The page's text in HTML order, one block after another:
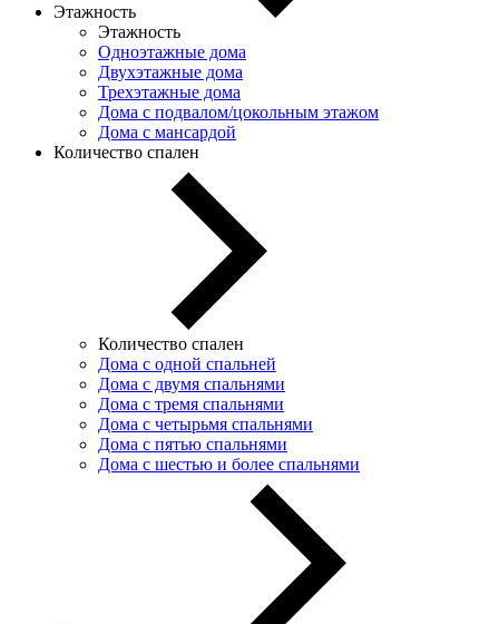
Этажность
Этажность
Одноэтажные дома
Двухэтажные дома
Трехэтажные дома
Дома с подвалом/цокольным этажом
Дома с мансардой
Количество спален
Количество спален
Дома с одной спальней
Дома с двумя спальнями
Дома с тремя спальнями
Дома с четырьмя спальнями
Дома с пятью спальнями
Дома с шестью и более спальнями